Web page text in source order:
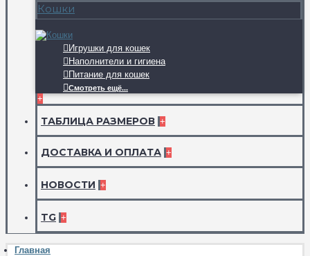
Кошки
Игрушки для кошек
Наполнители и гигиена
Питание для кошек
Смотреть ещё...
+
ТАБЛИЦА РАЗМЕРОВ +
ДОСТАВКА И ОПЛАТА +
НОВОСТИ +
TG +
Главная